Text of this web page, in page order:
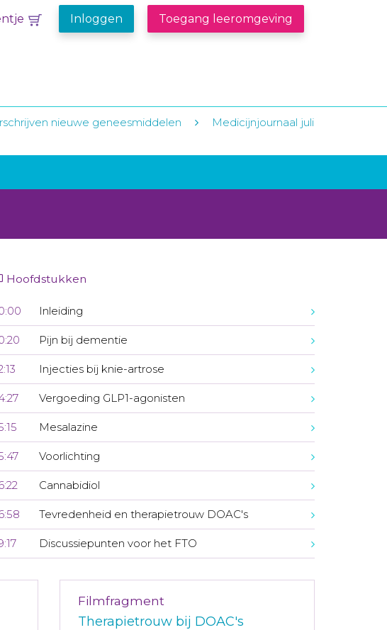
Inloggen Toegang leeromgeving
nieuwe geneesmiddelen
Medicijnjournaal juli
Hoofdstukken
Inleiding
Pijn bij dementie
Injecties bij knie-artrose
Vergoeding GLP1-agonisten
Mesalazine
Voorlichting
Cannabidiol
Tevredenheid en therapietrouw DOAC's
Discussiepunten voor het FTO
Filmfragment
Therapietrouw bij DOAC's